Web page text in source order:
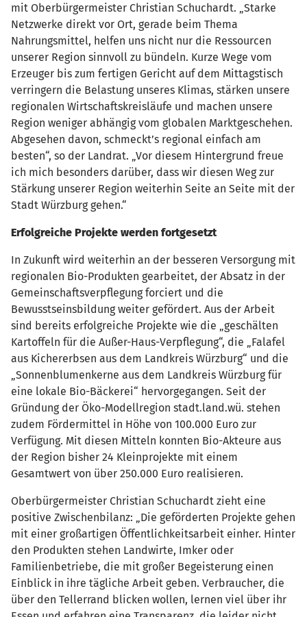
mit Oberbürgermeister Christian Schuchardt. „Starke
Netzwerke direkt vor Ort, gerade beim Thema
Nahrungsmittel, helfen uns nicht nur die Ressourcen
unserer Region sinnvoll zu bündeln. Kurze Wege vom
Erzeuger bis zum fertigen Gericht auf dem Mittagstisch
verringern die Belastung unseres Klimas, stärken unsere
regionalen Wirtschaftskreisläufe und machen unsere
Region weniger abhängig vom globalen Marktgeschehen.
Abgesehen davon, schmeckt’s regional einfach am
besten“, so der Landrat. „Vor diesem Hintergrund freue
ich mich besonders darüber, dass wir diesen Weg zur
Stärkung unserer Region weiterhin Seite an Seite mit der
Stadt Würzburg gehen.“
Erfolgreiche Projekte werden fortgesetzt
In Zukunft wird weiterhin an der besseren Versorgung mit
regionalen Bio-Produkten gearbeitet, der Absatz in der
Gemeinschaftsverpflegung forciert und die
Bewusstseinsbildung weiter gefördert. Aus der Arbeit
sind bereits erfolgreiche Projekte wie die „geschälten
Kartoffeln für die Außer-Haus-Verpflegung“, die „Falafel
aus Kichererbsen aus dem Landkreis Würzburg“ und die
„Sonnenblumenkerne aus dem Landkreis Würzburg für
eine lokale Bio-Bäckerei“ hervorgegangen. Seit der
Gründung der Öko-Modellregion stadt.land.wü. stehen
zudem Fördermittel in Höhe von 100.000 Euro zur
Verfügung. Mit diesen Mitteln konnten Bio-Akteure aus
der Region bisher 24 Kleinprojekte mit einem
Gesamtwert von über 250.000 Euro realisieren.
Oberbürgermeister Christian Schuchardt zieht eine
positive Zwischenbilanz: „Die geförderten Projekte gehen
mit einer großartigen Öffentlichkeitsarbeit einher. Hinter
den Produkten stehen Landwirte, Imker oder
Familienbetriebe, die mit großer Begeisterung einen
Einblick in ihre tägliche Arbeit geben. Verbraucher, die
über den Tellerrand blicken wollen, lernen viel über ihr